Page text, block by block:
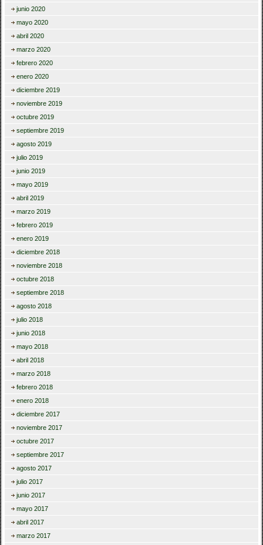
junio 2020
mayo 2020
abril 2020
marzo 2020
febrero 2020
enero 2020
diciembre 2019
noviembre 2019
octubre 2019
septiembre 2019
agosto 2019
julio 2019
junio 2019
mayo 2019
abril 2019
marzo 2019
febrero 2019
enero 2019
diciembre 2018
noviembre 2018
octubre 2018
septiembre 2018
agosto 2018
julio 2018
junio 2018
mayo 2018
abril 2018
marzo 2018
febrero 2018
enero 2018
diciembre 2017
noviembre 2017
octubre 2017
septiembre 2017
agosto 2017
julio 2017
junio 2017
mayo 2017
abril 2017
marzo 2017